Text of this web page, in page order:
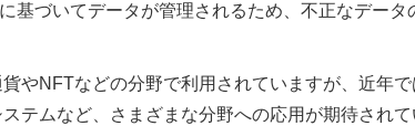
基づいてデータが管理されるため、不正なデータ
やNFTなどの分野で利用されていますが、近年
テムなど、さまざまな分野への応用が期待されて